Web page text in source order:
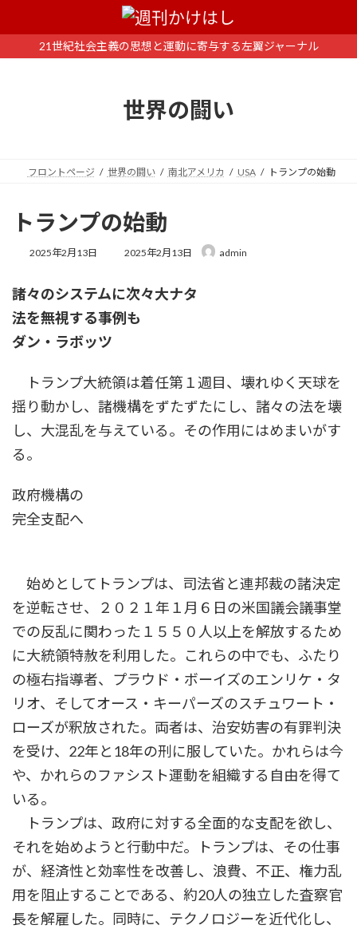
ン
ー
21世紀社会主義の思想と運動に寄与する左翼ジャーナル
世界の闘い
フロントページ 世界の闘い 南北アメリカ USA トランプの始動
トランプの始動
2025年2月13日
最
新
時
2025年2月13日 admin
諸々のシステムに次々大ナタ
法を無視する事例も
ダン・ラボッツ
トランプ大統領は着任第１週目、壊れゆく天球を
揺り動かし、諸機構をずたずたにし、諸々の法を壊
し、大混乱を与えている。その作用にはめまいがす
る。
政府機構の
完全支配へ
始めとしてトランプは、司法省と連邦裁の諸決定
を逆転させ、２０２１年１月６日の米国議会議事堂
での反乱に関わった１５５０人以上を解放するため
に大統領特赦を利用した。これらの中でも、ふたり
の極右指導者、プラウド・ボーイズのエンリケ・タ
リオ、そしてオース・キーパーズのスチュワート・
ローズが釈放された。両者は、治安妨害の有罪判決
を受け、22年と18年の刑に服していた。かれらは今
や、かれらのファシスト運動を組織する自由を得て
いる。
トランプは、政府に対する全面的な支配を欲し、
それを始めようと行動中だ。トランプは、その仕事
が、経済性と効率性を改善し、浪費、不正、権力乱
用を阻止することである、約20人の独立した査察官
長を解雇した。同時に、テクノロジーを近代化し、